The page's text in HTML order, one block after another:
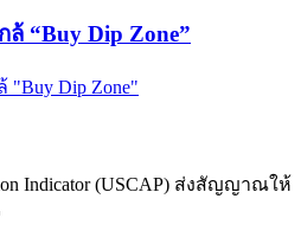
ล้ “Buy Dip Zone”
Indicator (USCAP) ส่งสัญญาณให้